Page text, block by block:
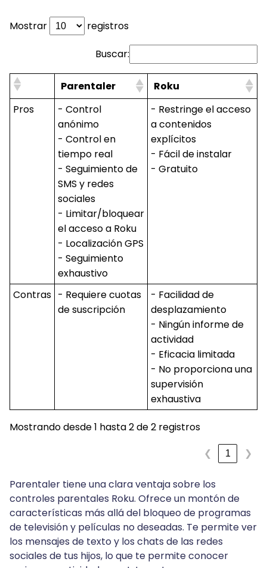
Mostrar registros
Buscar:
Parentaler
Roku
Pros
- Control
anónimo
- Control en
tiempo real
- Seguimiento de
SMS y redes
sociales
- Limitar/bloquear
el acceso a Roku
- Localización GPS
- Seguimiento
exhaustivo
- Restringe el acceso
a contenidos
explícitos
- Fácil de instalar
- Gratuito
Contras - Requiere cuotas
de suscripción
- Facilidad de
desplazamiento
- Ningún informe de
actividad
- Eficacia limitada
- No proporciona una
supervisión
exhaustiva
Mostrando desde 1 hasta 2 de 2 registros
❮ 1 ❯
Parentaler tiene una clara ventaja sobre los
controles parentales Roku. Ofrece un montón de
características más allá del bloqueo de programas
de televisión y películas no deseadas. Te permite ver
los mensajes de texto y los chats de las redes
sociales de tus hijos, lo que te permite conocer